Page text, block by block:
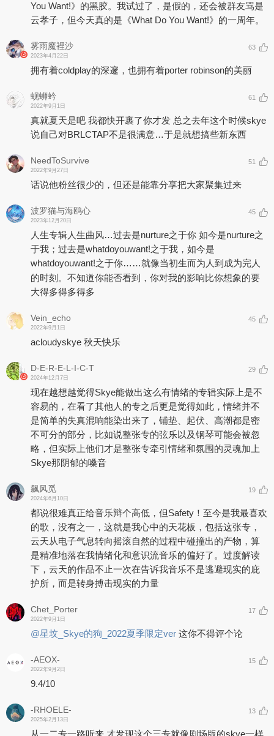
You Want!》的黑胶。我试过了，是假的，还会被群友骂是
云孝子，但今天真的是《What Do You Want!》的一周年。
雾雨魔裡沙
2023年4月22日
63
拥有着coldplay的深邃，也拥有着porter robinson的美丽
蚬蛳蚙
2022年9月1日
61
真就夏天是吧 我都快开裹了你才发 总之去年这个时候skye
说自己对BRLCTAP不是很满意…于是就想搞些新东西
NeedToSurvive
2022年9月27日
51
话说他粉丝很少的，但还是能靠分享把大家聚集过来
波罗猫与海鸥心
2023年12月20日
45
人生专辑人生曲风…过去是nurture之于你 如今是nurture之
于我；过去是whatdoyouwant!之于我，如今是
whatdoyouwant!之于你……就像当初生而为人到成为完人
的时刻。不知道你能否看到，你对我的影响比你想象的要
大得多得多得多
Vein_echo
2022年9月1日
45
acloudyskye 秋天快乐
D-E-R-E-L-I-C-T
2024年12月7日
29
现在越想越觉得Skye能做出这么有情绪的专辑实际上是不
容易的，在看了其他人的专之后更是觉得如此，情绪并不
是简单的失真混响能染出来了，铺垫、起伏、高潮都是密
不可分的部分，比如说整张专的弦乐以及钢琴可能会被忽
略，但实际上他们才是整张专牵引情绪和氛围的灵魂加上
Skye那阴郁的嗓音
飙风觅
2024年6月10日
19
都说很难真正给音乐辩个高低，但Safety！至今是我最喜欢
的歌，没有之一，这就是我心中的天花板，包括这张专，
云天从电子气息转向摇滚自然的过程中碰撞出的产物，算
是精准地落在我情绪化和意识流音乐的偏好了。过度解读
下，云天的作品不止一次在告诉我音乐不是逃避现实的庇
护所，而是转身搏击现实的力量
Chet_Porter
2022年9月1日
17
@星坟_Skye的狗_2022夏季限定ver 这你不得评个论
-AEOX-
2022年9月2日
15
9.4/10
-RHOELE-
2025年2月13日
13
从一二专一路听来 才发现这个三专就像剧场版的skye一样